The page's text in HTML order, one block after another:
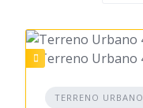
TERRENO URBANO